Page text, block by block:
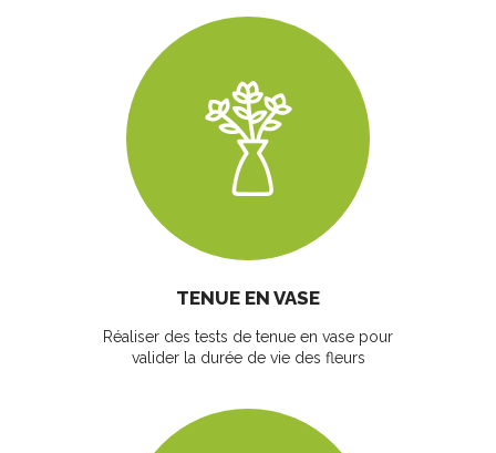
TENUE EN VASE
Réaliser des tests de tenue en vase pour
valider la durée de vie des fleurs